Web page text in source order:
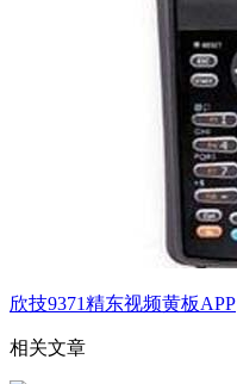
欣技9371精东视频黄板APP
相关文章